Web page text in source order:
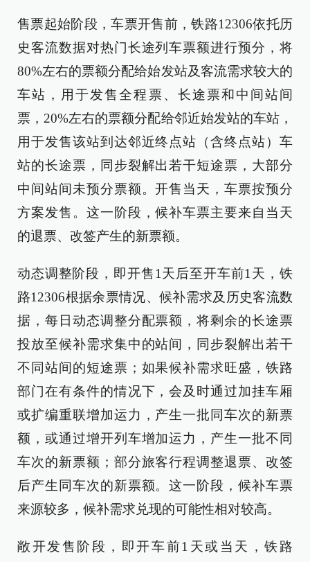
售票起始阶段，车票开售前，铁路12306依托历
史客流数据对热门长途列车票额进行预分，将
80%左右的票额分配给始发站及客流需求较大的
车站，用于发售全程票、长途票和中间站间
票，20%左右的票额分配给邻近始发站的车站，
用于发售该站到达邻近终点站（含终点站）车
站的长途票，同步裂解出若干短途票，大部分
中间站间未预分票额。开售当天，车票按预分
方案发售。这一阶段，候补车票主要来自当天
的退票、改签产生的新票额。
动态调整阶段，即开售1天后至开车前1天，铁
路12306根据余票情况、候补需求及历史客流数
据，每日动态调整分配票额，将剩余的长途票
投放至候补需求集中的站间，同步裂解出若干
不同站间的短途票；如果候补需求旺盛，铁路
部门在有条件的情况下，会及时通过加挂车厢
或扩编重联增加运力，产生一批同车次的新票
额，或通过增开列车增加运力，产生一批不同
车次的新票额；部分旅客行程调整退票、改签
后产生同车次的新票额。这一阶段，候补车票
来源较多，候补需求兑现的可能性相对较高。
敞开发售阶段，即开车前1天或当天，铁路